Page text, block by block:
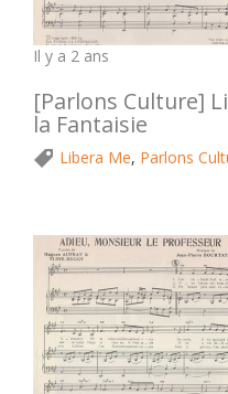
Il y a 2 ans
[Parlons Culture]
la Fantaisie
Libera Me, Parlons